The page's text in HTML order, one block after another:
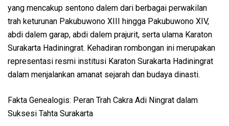
yang mencakup sentono dalem dari berbagai perwakilan
trah keturunan Pakubuwono XIII hingga Pakubuwono XIV,
abdi dalem garap, abdi dalem prajurit, serta ulama Karaton
Surakarta Hadiningrat. Kehadiran rombongan ini merupakan
representasi resmi institusi Karaton Surakarta Hadiningrat
dalam menjalankan amanat sejarah dan budaya dinasti.
Fakta Genealogis: Peran Trah Cakra Adi Ningrat dalam
Suksesi Tahta Surakarta